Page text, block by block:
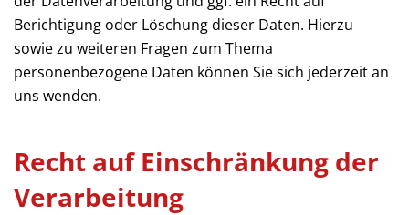
Berichtigung oder Löschung dieser Daten. Hierzu
sowie zu weiteren Fragen zum Thema
personenbezogene Daten können Sie sich jederzeit an
uns wenden.
Recht auf Einschränkung der
Verarbeitung